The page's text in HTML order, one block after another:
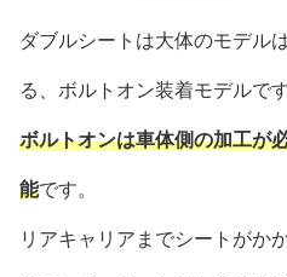
ダブルシートは大体のモデル
る、ボルトオン装着モデルです
ボルトオンは車体側の加工が
能です。
リアキャリアまでシートがか